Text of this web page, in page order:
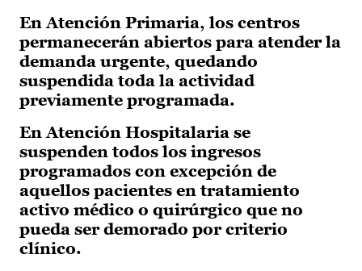
En Atención Primaria, los centros
permanecerán abiertos para atender la
demanda urgente, quedando
suspendida toda la actividad
previamente programada.
En Atención Hospitalaria se
suspenden todos los ingresos
programados con excepción de
aquellos pacientes en tratamiento
activo médico o quirúrgico que no
pueda ser demorado por criterio
clínico.